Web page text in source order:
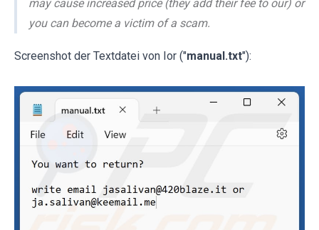
may cause increased price (they add their fee to our) or
you can become a victim of a scam.
Screenshot der Textdatei von Ior ("manual.txt"):